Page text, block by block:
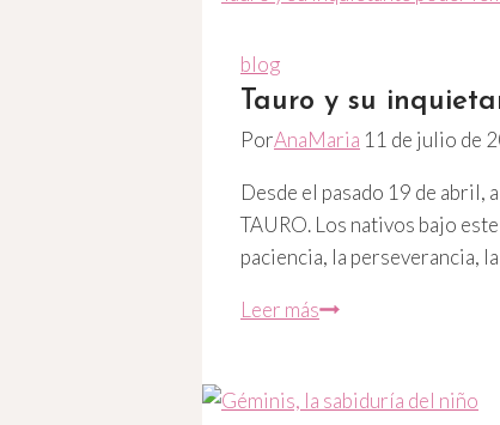
blog
Tauro y su
PorAnaMaria 11 de julio de
Desde el pasado 19 de abril,
TAURO. Los nativos bajo
paciencia, la perseverancia,
Leer másTauro
inquietante